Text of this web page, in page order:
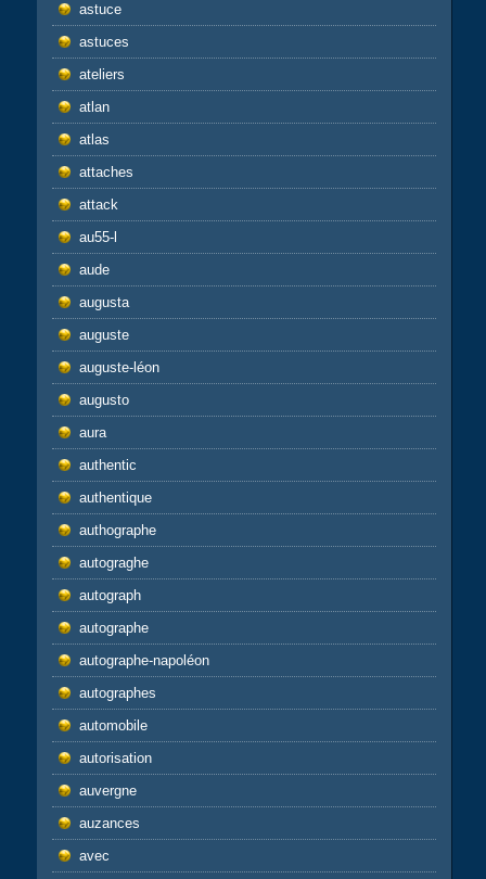
astuce
astuces
ateliers
atlan
atlas
attaches
attack
au55-l
aude
augusta
auguste
auguste-léon
augusto
aura
authentic
authentique
authographe
autograghe
autograph
autographe
autographe-napoléon
autographes
automobile
autorisation
auvergne
auzances
avec